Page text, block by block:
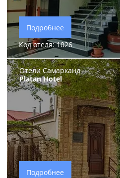
Подробнее
Код отеля: 1026
Отели Самарканд
Platan Hotel
Подробнее